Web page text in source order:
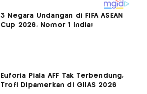
3 Negara Undangan di FIFA ASEAN
Cup 2026, Nomor 1 India!
Euforia Piala AFF Tak Terbendung,
Trofi Dipamerkan di GIIAS 2026